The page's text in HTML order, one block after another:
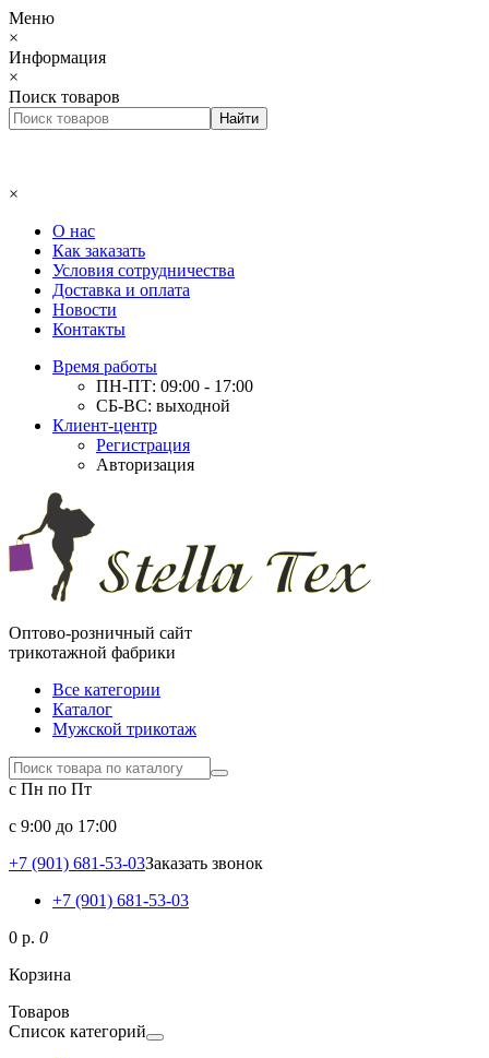
Меню
×
Информация
×
Поиск товаров
×
О нас
Как заказать
Условия сотрудничества
Доставка и оплата
Новости
Контакты
Время работы
ПН-ПТ: 09:00 - 17:00
СБ-ВС: выходной
Клиент-центр
Регистрация
Авторизация
Оптово-розничный сайт
трикотажной фабрики
Все категории
Каталог
Мужской трикотаж
с Пн по Пт
c 9:00 до 17:00
+7 (901) 681-53-03Заказать звонок
+7 (901) 681-53-03
0 р. 0
Корзина
Товаров
Список категорий